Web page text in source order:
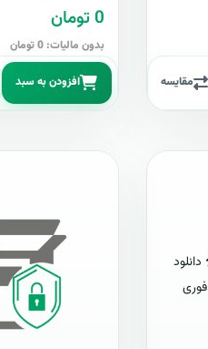
مقایسه
0 تومان
بدون مالیات: 0 تومان
افزودن به سبد
دانلود
فوری